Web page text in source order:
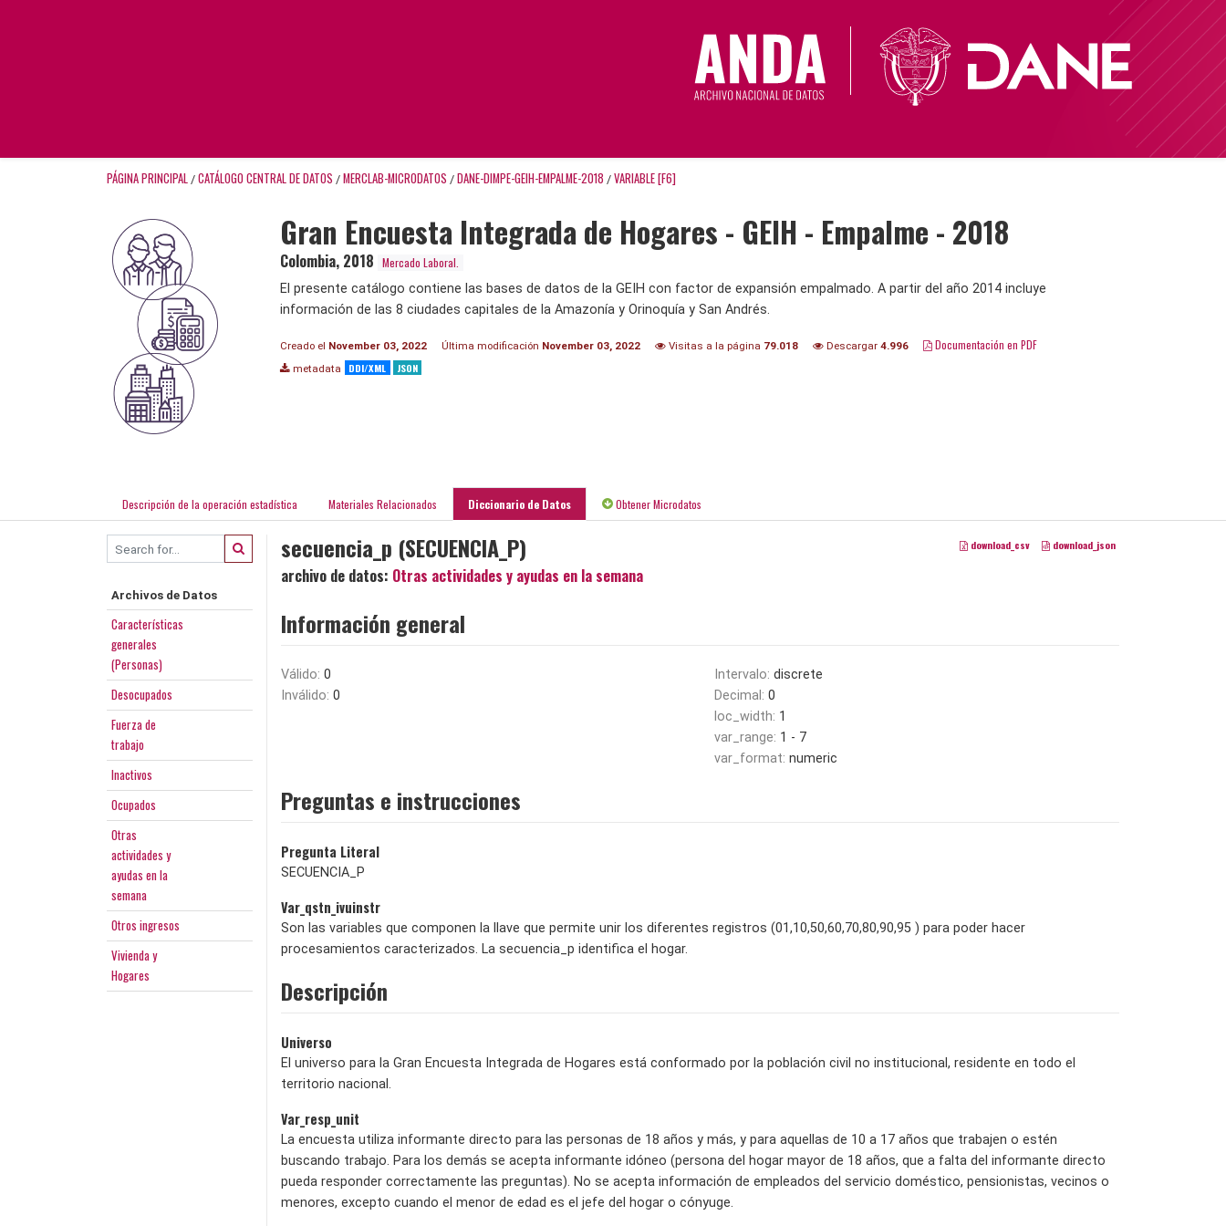
PÁGINA PRINCIPAL / CATÁLOGO CENTRAL DE DATOS / MERCLAB-MICRODATOS / DANE-DIMPE-GEIH-EMPALME-2018 / VARIABLE [F6]
Gran Encuesta Integrada de Hogares - GEIH - Empalme - 2018
Colombia, 2018 Mercado Laboral.
El presente catálogo contiene las bases de datos de la GEIH con factor de expansión empalmado. A partir del año 2014 incluye
información de las 8 ciudades capitales de la Amazonía y Orinoquía y San Andrés.
Creado el November 03, 2022 Última modificación November 03, 2022 Visitas a la página 79.018 Descargar 4.996 Documentación en PDF
metadata DDI/XML JSON
Descripción de la operación estadística Materiales Relacionados Diccionario de Datos Obtener Microdatos
Archivos de Datos
Características
generales
(Personas)
Desocupados
Fuerza de
trabajo
Inactivos
Ocupados
Otras
actividades y
ayudas en la
semana
Otros ingresos
Vivienda y
Hogares
download_csv download_json
secuencia_p (SECUENCIA_P)
archivo de datos: Otras actividades y ayudas en la semana
Información general
Válido: 0
Inválido: 0
Intervalo: discrete
Decimal: 0
loc_width: 1
var_range: 1 - 7
var_format: numeric
Preguntas e instrucciones
Pregunta Literal
SECUENCIA_P
Var_qstn_ivuinstr
Son las variables que componen la llave que permite unir los diferentes registros (01,10,50,60,70,80,90,95 ) para poder hacer
procesamientos caracterizados. La secuencia_p identifica el hogar.
Descripción
Universo
El universo para la Gran Encuesta Integrada de Hogares está conformado por la población civil no institucional, residente en todo el
territorio nacional.
Var_resp_unit
La encuesta utiliza informante directo para las personas de 18 años y más, y para aquellas de 10 a 17 años que trabajen o estén
buscando trabajo. Para los demás se acepta informante idóneo (persona del hogar mayor de 18 años, que a falta del informante directo
pueda responder correctamente las preguntas). No se acepta información de empleados del servicio doméstico, pensionistas, vecinos o
menores, excepto cuando el menor de edad es el jefe del hogar o cónyuge.